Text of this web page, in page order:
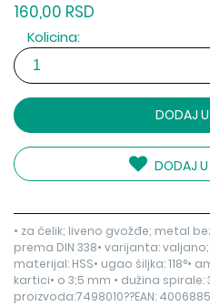
160,00 RSD
Kolicina:
DODAJ
DODAJ U
• za čelik; liveno gvožđe; metal
prema DIN 338• varijanta:
materijal: HSS• ugao šiljka:
kartici• o 3;5 mm • dužina
proizvoda:7498010??EAN: